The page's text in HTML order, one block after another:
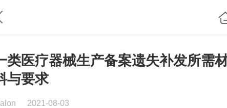
类医疗器械生产备案遗失补发所需
与要求
2021-08-03